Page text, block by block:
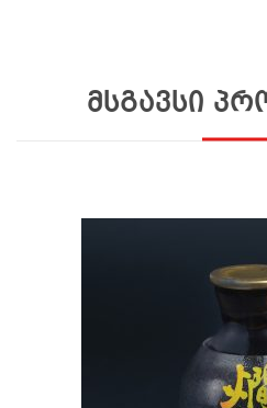
მსგავსი